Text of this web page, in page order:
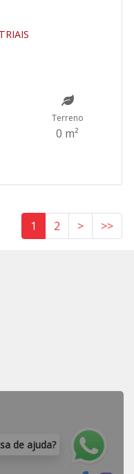
Terreno
0 m²
1 2 > >>
sa de ajuda?